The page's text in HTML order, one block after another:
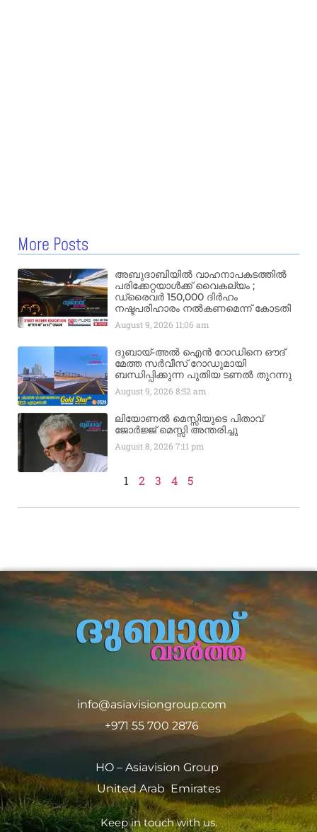
More Posts
അബുദാബിയിൽ വാഹനാപകടത്തിൽ
പരിക്കേറ്റയാൾക്ക് വൈകല്യം ;
ഡ്രൈവർ 150,000 ദിർഹം
നഷ്ടപരിഹാരം നൽകണമെന്ന് കോടതി
August 9, 2026 11:06 am
ദുബായ്-അൽ ഐൻ റോഡിനെ ഔദ്
മേത്ത സർവീസ് റോഡുമായി
ബന്ധിപ്പിക്കുന്ന പുതിയ ടണൽ തുറന്നു
August 9, 20268:52 am
ലിയോണൽ മെസ്സിയുടെ പിതാവ്
ജോർജ്ജ് മെസ്സി അന്തരിച്ചു
August 8, 20267:11 pm
1 2 3 4 5
info@asiavisiongroup.com
+971 55 700 2876
HO – Asiavision Group
United Arab Emirates
Keep in touch with us.